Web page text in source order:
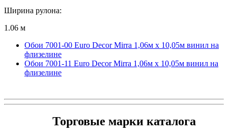
Ширина рулона:
1.06 м
Обои 7001-00 Euro Decor Mirra 1,06м х 10,05м винил на
флизелине
Обои 7001-11 Euro Decor Mirra 1,06м х 10,05м винил на
флизелине
Торговые марки каталога